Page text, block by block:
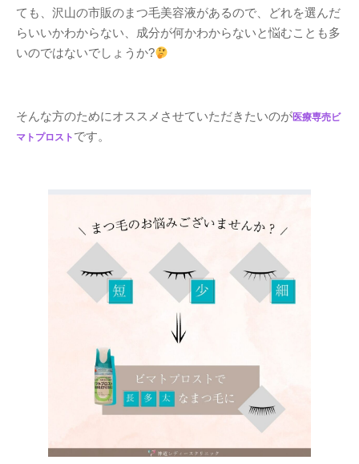
ても、沢山の市販のまつ毛美容液があるので、どれを選んだ
らいいかわからない、成分が何かわからないと悩むことも多
いのではないでしょうか?
そんな方のためにオススメさせていただきたいのが医療専売ビ
マトプロスト です。